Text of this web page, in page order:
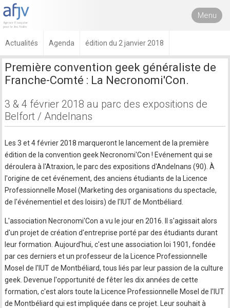
Menu
Actualités Agenda édition du 2 janvier 2018
Première convention geek généraliste de
Franche-Comté : La Necronomi'Con.
3 & 4 février 2018 au parc des expositions de
Belfort / Andelnans
Les 3 et 4 février 2018 marqueront le lancement de la première
édition de la convention geek Necronomi'Con ! Evénement qui se
déroulera à l'Atraxion, le parc des expositions d'Andelnans (90). À
l'origine de cet événement, des anciens étudiants de la Licence
Professionnelle Mosel (Marketing des organisations du spectacle,
de l'événementiel et des loisirs) de l'IUT de Montbéliard.
L'association Necronomi'Con a vu le jour en 2016. Il s'agissait alors
d'un projet de création d'entreprise porté par des étudiants durant
leur formation. Aujourd'hui, c'est une association loi 1901, fondée
par ces derniers et un professeur de la Licence Professionnelle
Mosel de l'IUT de Montbéliard, tous liés par leur passion de la culture
geek. Devenue l'opportunité de fêter les dix années de cette
formation, c'est alors toute la Licence Professionnelle Mosel de l'IUT
de Montbéliard qui est impliquée dans ce projet. Leur souhait à